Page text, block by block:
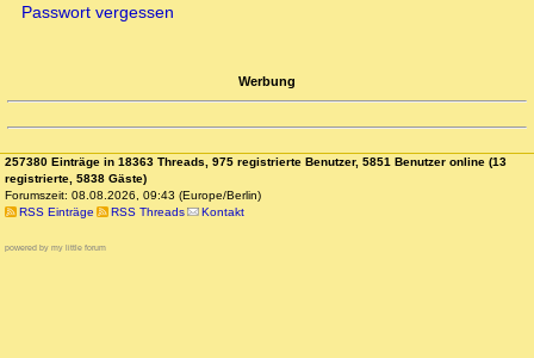
Passwort vergessen
Werbung
257380 Einträge in 18363 Threads, 975 registrierte Benutzer, 5851 Benutzer online (13
registrierte, 5838 Gäste)
Forumszeit: 08.08.2026, 09:43 (Europe/Berlin)
RSS Einträge
RSS Threads Kontakt
powered by my little forum